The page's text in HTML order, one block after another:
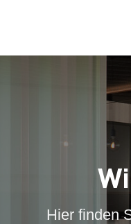
Hier finden